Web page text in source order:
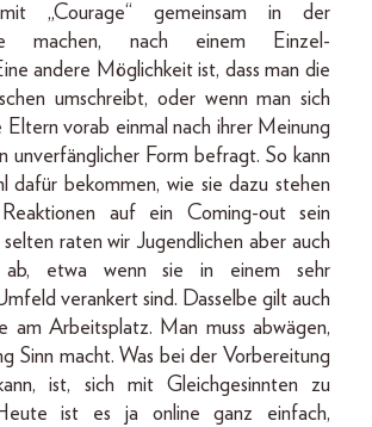
„Courage“ gemeinsam in der
machen, nach einem Einzel-
andere Möglichkeit ist, dass man die
umschreibt, oder wenn man sich
Eltern vorab einmal nach ihrer Meinung
unverfänglicher Form befragt. So kann
dafür bekommen, wie sie dazu stehen
auf ein Coming-out sein
raten wir Jugendlichen aber auch
etwa wenn sie in einem sehr
verankert sind. Dasselbe gilt auch
am Arbeitsplatz. Man muss abwägen,
Sinn macht. Was bei der Vorbereitung
ist, sich mit Gleichgesinnten zu
ist es ja online ganz einfach,